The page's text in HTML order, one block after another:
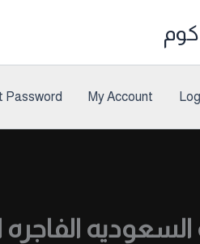
My Account
Password
الفاجره